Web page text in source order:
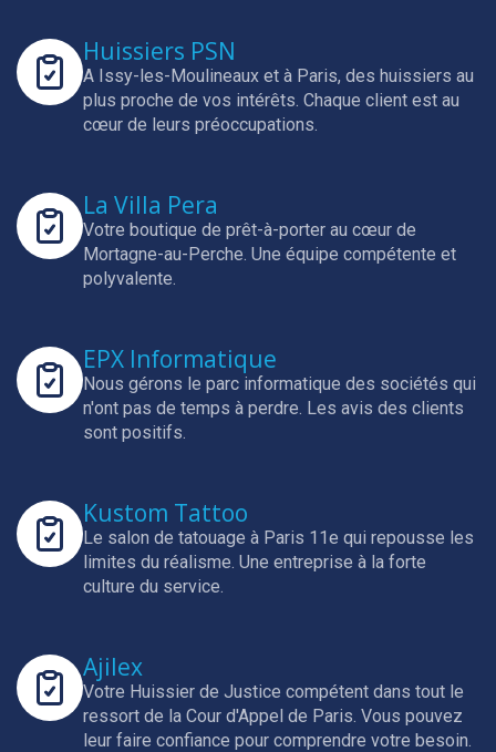
Huissiers PSN
A Issy-les-Moulineaux et à Paris, des huissiers au
plus proche de vos intérêts. Chaque client est au
cœur de leurs préoccupations.
La Villa Pera
Votre boutique de prêt-à-porter au cœur de
Mortagne-au-Perche. Une équipe compétente et
polyvalente.
EPX Informatique
Nous gérons le parc informatique des sociétés qui
n'ont pas de temps à perdre. Les avis des clients
sont positifs.
Kustom Tattoo
Le salon de tatouage à Paris 11e qui repousse les
limites du réalisme. Une entreprise à la forte
culture du service.
Ajilex
Votre Huissier de Justice compétent dans tout le
ressort de la Cour d'Appel de Paris. Vous pouvez
leur faire confiance pour comprendre votre besoin.